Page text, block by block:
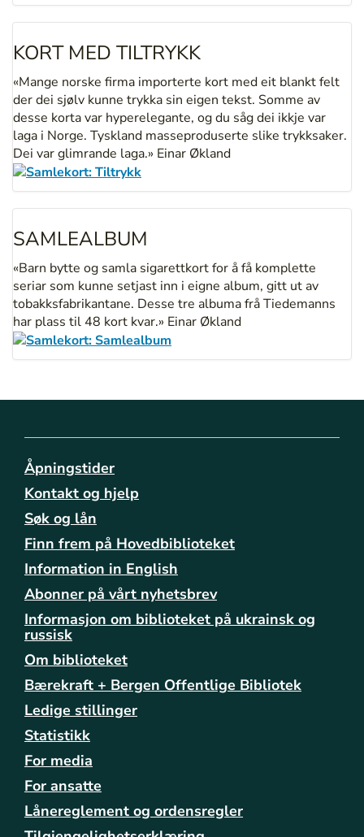
KORT MED TILTRYKK
«Mange norske firma importerte kort med eit blankt felt
der dei sjølv kunne trykka sin eigen tekst. Somme av
desse korta var hyperelegante, og du såg dei ikkje var
laga i Norge. Tyskland masseproduserte slike trykksaker.
Dei var glimrande laga.» Einar Økland
SAMLEALBUM
«Barn bytte og samla sigarettkort for å få komplette
seriar som kunne setjast inn i eigne album, gitt ut av
tobakksfabrikantane. Desse tre albuma frå Tiedemanns
har plass til 48 kort kvar.» Einar Økland
Åpningstider
Kontakt og hjelp
Søk og lån
Finn frem på Hovedbiblioteket
Information in English
Abonner på vårt nyhetsbrev
Informasjon om biblioteket på ukrainsk og
russisk
Om biblioteket
Bærekraft + Bergen Offentlige Bibliotek
Ledige stillinger
Statistikk
For media
For ansatte
Lånereglement og ordensregler